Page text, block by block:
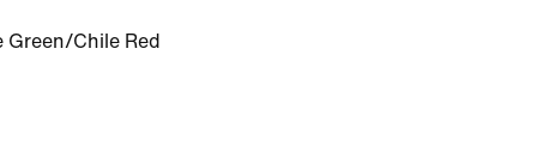
Green/Chile Red